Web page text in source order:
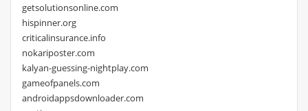
getsolutionsonline.com
hispinner.org
criticalinsurance.info
nokariposter.com
kalyan-guessing-nightplay.com
gameofpanels.com
androidappsdownloader.com